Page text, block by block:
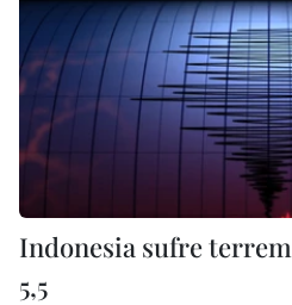
Indonesia sufre
5,5